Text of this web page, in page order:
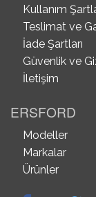
Kullanım
Teslimat ve
İade Şartları
Güvenlik ve
İletişim
ERSFORD
Modeller
Markalar
Ürünler